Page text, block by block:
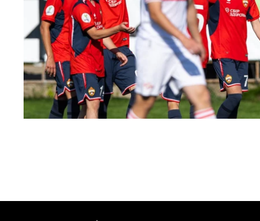
ЮФЛ: Московское дерби на «Октябре»
3 АВГУСТА 2026 14:15